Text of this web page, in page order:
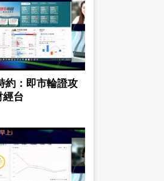
約：即市輪證攻
台